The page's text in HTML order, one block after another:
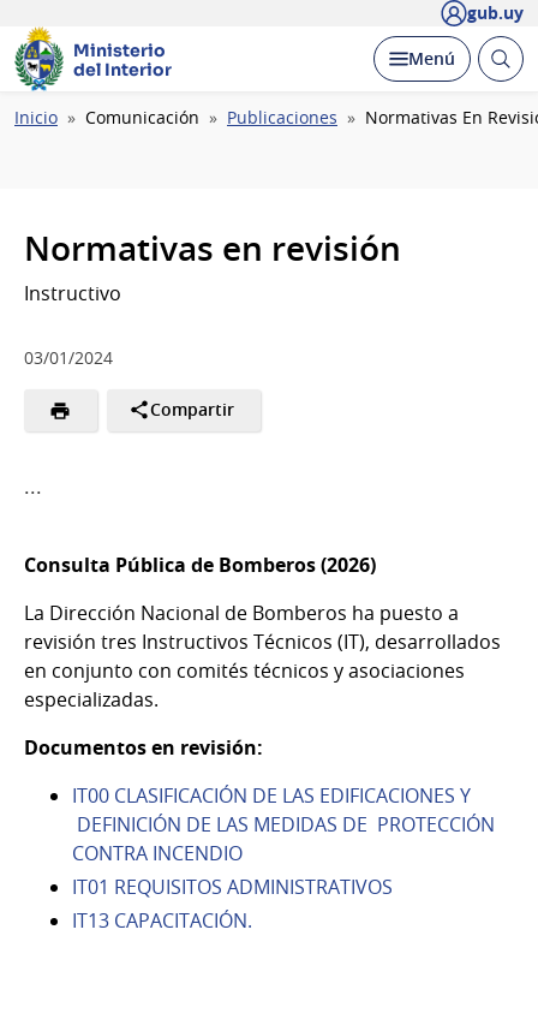
gub.uy
Ministerio
del Interior
Desplegar
Menú Abrir
Ruta
Inicio Comunicación Publicaciones Normativas En
Normativas en revisión
Instructivo
03/01/2024
Compartir
...
Consulta Pública de Bomberos (2026)
La Dirección Nacional de Bomberos ha puesto a
revisión tres Instructivos Técnicos (IT), desarrollados
en conjunto con comités técnicos y asociaciones
especializadas.
Documentos en revisión:
IT00 CLASIFICACIÓN DE LAS EDIFICACIONES Y
DEFINICIÓN DE LAS MEDIDAS DE PROTECCIÓN
CONTRA INCENDIO
IT01 REQUISITOS ADMINISTRATIVOS
IT13 CAPACITACIÓN.